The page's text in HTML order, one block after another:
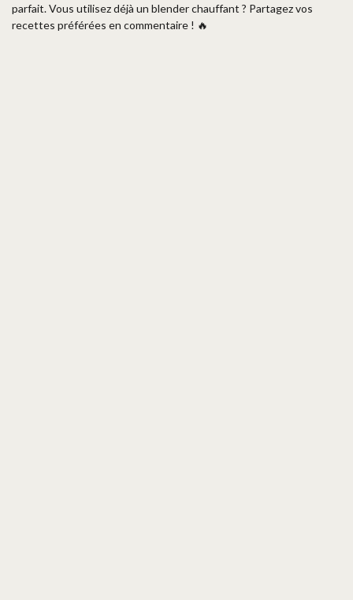
parfait. Vous utilisez déjà un blender chauffant ? Partagez vos
recettes préférées en commentaire ! 🔥